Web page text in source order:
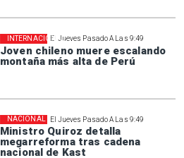
El Jueves Pasado A Las 9:49
Joven chileno muere escalando
montaña más alta de Perú
INTERNACIONAL
El Jueves Pasado A Las 9:49
Ministro Quiroz detalla
megarreforma tras cadena
nacional de Kast
NACIONAL